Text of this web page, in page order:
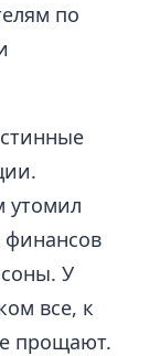
по
утомил
финансов
У
все, к
прощают.